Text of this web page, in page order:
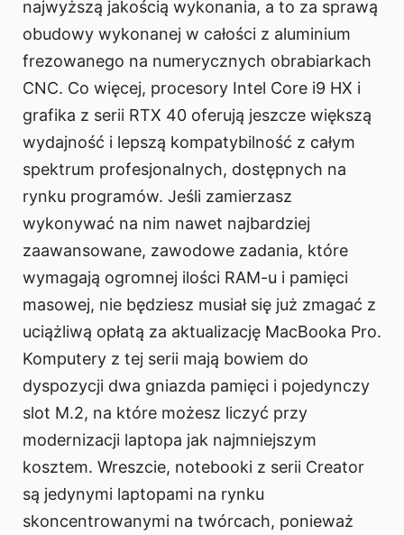
najwyższą jakością wykonania, a to za sprawą
obudowy wykonanej w całości z aluminium
frezowanego na numerycznych obrabiarkach
CNC. Co więcej, procesory Intel Core i9 HX i
grafika z serii RTX 40 oferują jeszcze większą
wydajność i lepszą kompatybilność z całym
spektrum profesjonalnych, dostępnych na
rynku programów. Jeśli zamierzasz
wykonywać na nim nawet najbardziej
zaawansowane, zawodowe zadania, które
wymagają ogromnej ilości RAM-u i pamięci
masowej, nie będziesz musiał się już zmagać z
uciążliwą opłatą za aktualizację MacBooka Pro.
Komputery z tej serii mają bowiem do
dyspozycji dwa gniazda pamięci i pojedynczy
slot M.2, na które możesz liczyć przy
modernizacji laptopa jak najmniejszym
kosztem. Wreszcie, notebooki z serii Creator
są jedynymi laptopami na rynku
skoncentrowanymi na twórcach, ponieważ